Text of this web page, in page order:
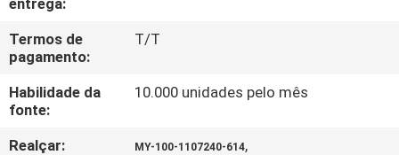
CONTROLE
DA
QUALIDADE
CONTACTE-
entrega:
Termos de
pagamento:
T/T
Habilidade da
fonte:
10.000 unidades pelo mês
Realçar: MY-100-1107240-614,